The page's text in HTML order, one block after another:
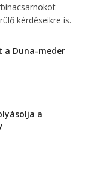
kérdéseikre is.
a Duna-meder
a